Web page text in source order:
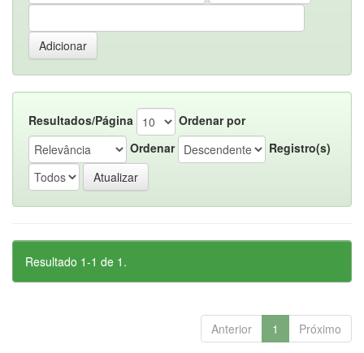
Resultados/Página
Ordenar por
Ordenar
Registro(s)
Resultado 1-1 de 1.
Anterior 1 Próximo